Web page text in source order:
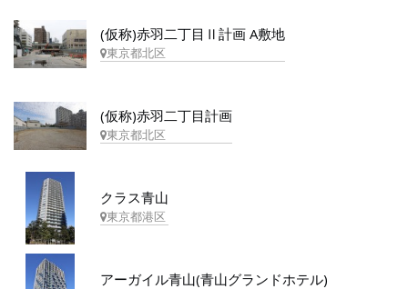
(仮称)赤羽二丁目Ⅱ計画 A敷地
東京都北区
(仮称)赤羽二丁目計画
東京都北区
クラス青山
東京都港区
アーガイル青山(青山グランドホテル)